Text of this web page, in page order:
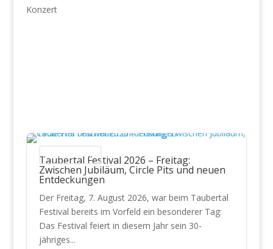
Konzert
Konzertberichte
Taubertal Festival 2026 – Freitag:
Zwischen Jubiläum, Circle Pits und neuen
Entdeckungen
Der Freitag, 7. August 2026, war beim Taubertal
Festival bereits im Vorfeld ein besonderer Tag:
Das Festival feiert in diesem Jahr sein 30-
jähriges...